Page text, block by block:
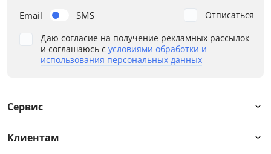
Подлокотники
Стиль
Email SMS
Даю согласие на получение рекламных рассылок
и соглашаюсь с условиями обработки и
использования персональных данных
Отписаться
Сервис
Клиентам